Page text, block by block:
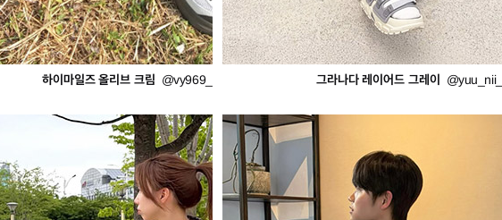
하이마일즈 올리브 크림 @vy969_ 그라나다 레이어드 그레이